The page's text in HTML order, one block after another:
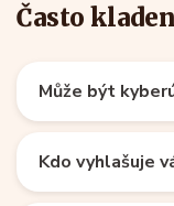
Často
Může být
Kdo vyhlašuje